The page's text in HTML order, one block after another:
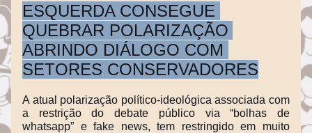
ESQUERDA CONSEGUE
QUEBRAR POLARIZAÇÃO
ABRINDO DIÁLOGO COM
SETORES CONSERVADORES
A atual polarização político-ideológica associada com
a restrição do debate público via “bolhas de
whatsapp” e fake news, tem restringido em muito